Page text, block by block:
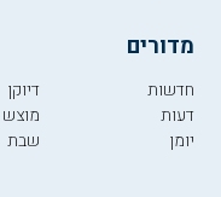
מדורים
חדשות
דעות
יומן
דיוקן
מוצש
שבת